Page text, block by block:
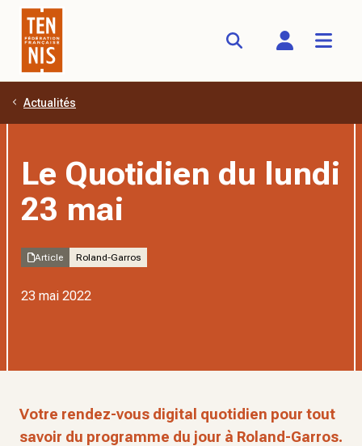
Aller au contenu principal
Actualités
Le Quotidien du lundi
23 mai
Article Roland-Garros
23 mai 2022
Votre rendez-vous digital quotidien pour tout
savoir du programme du jour à Roland-Garros.